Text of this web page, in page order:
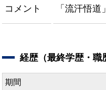
コメント 「流汗悟
経歴（最終学歴・職
期間